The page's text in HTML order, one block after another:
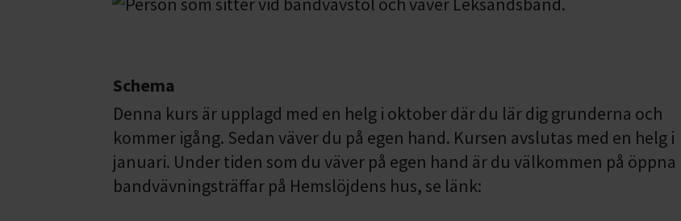
Schema
Denna kurs är upplagd med en helg i oktober där du lär dig grunderna och
kommer igång. Sedan väver du på egen hand. Kursen avslutas med en helg i
januari. Under tiden som du väver på egen hand är du välkommen på öppna
bandvävningsträffar på Hemslöjdens hus, se länk: